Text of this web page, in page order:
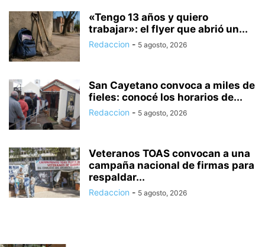
«Tengo 13 años y quiero
trabajar»: el flyer que abrió un...
Redaccion - 5 agosto, 2026
San Cayetano convoca a miles de
fieles: conocé los horarios de...
Redaccion - 5 agosto, 2026
Veteranos TOAS convocan a una
campaña nacional de firmas para
respaldar...
Redaccion - 5 agosto, 2026